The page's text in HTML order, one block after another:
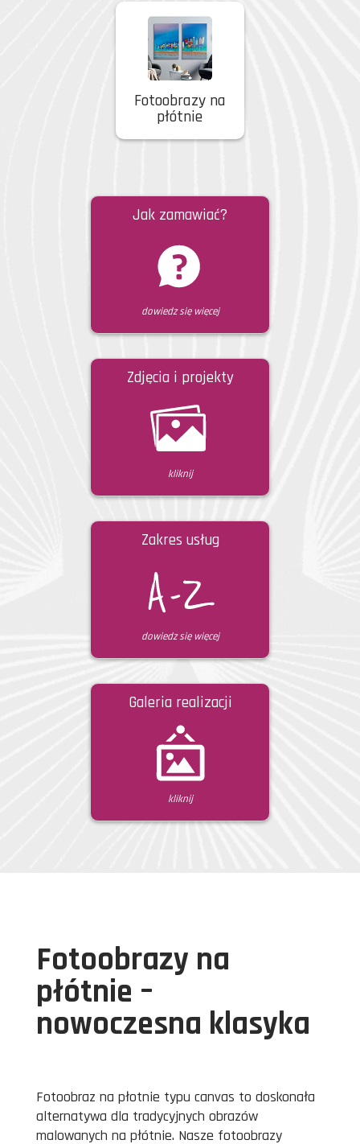
Fotoobrazy na
płótnie
Jak zamawiać?
dowiedz się więcej
Zdjęcia i projekty
kliknij
Zakres usług
dowiedz się więcej
Galeria realizacji
kliknij
Fotoobrazy na
płótnie –
nowoczesna klasyka
Fotoobraz na płotnie typu canvas to doskonała
alternatywa dla tradycyjnych obrazów
malowanych na płótnie. Nasze fotoobrazy